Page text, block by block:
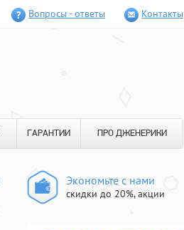
Вопросы - ответы Контакты
ГАРАНТИИ ПРО ДЖЕНЕРИКИ
Экономьте с нами
скидки до 20%, акции